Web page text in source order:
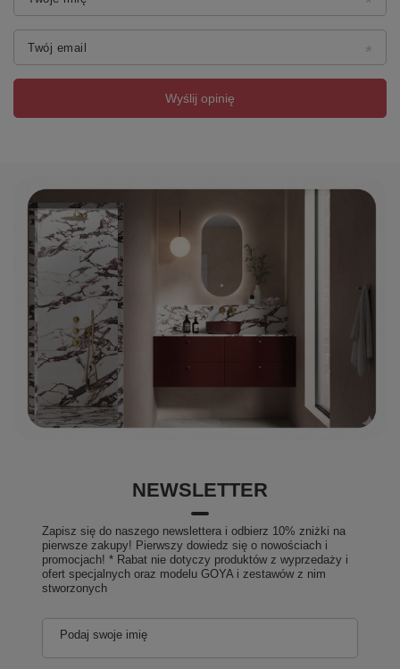
Twój email
Wyślij opinię
NEWSLETTER
Zapisz się do naszego newslettera i odbierz 10% zniżki na
pierwsze zakupy! Pierwszy dowiedz się o nowościach i
promocjach! * Rabat nie dotyczy produktów z wyprzedaży i
ofert specjalnych oraz modelu GOYA i zestawów z nim
stworzonych
Podaj swoje imię